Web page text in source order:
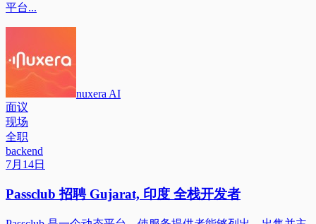
平台...
nuxera AI
面议
现场
全职
backend
7月14日
Passclub 招聘 Gujarat, 印度 全栈开发者